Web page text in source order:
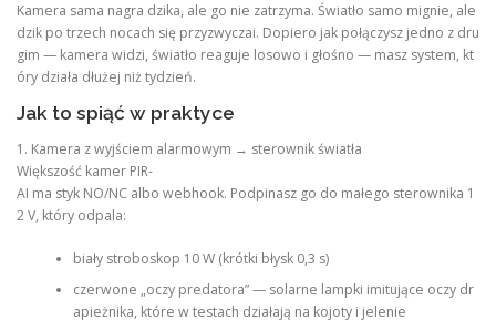
Kamera sama nagra dzika, ale go nie zatrzyma. Światło samo mignie, ale
dzik po trzech nocach się przyzwyczai. Dopiero jak połączysz jedno z dru
gim — kamera widzi, światło reaguje losowo i głośno — masz system, kt
óry działa dłużej niż tydzień.
Jak to spiąć w praktyce
1. Kamera z wyjściem alarmowym → sterownik światła
Większość kamer PIR-
AI ma styk NO/NC albo webhook. Podpinasz go do małego sterownika 1
2 V, który odpala:
biały stroboskop 10 W (krótki błysk 0,3 s)
czerwone „oczy predatora” — solarne lampki imitujące oczy dr
apieżnika, które w testach działają na kojoty i jelenie